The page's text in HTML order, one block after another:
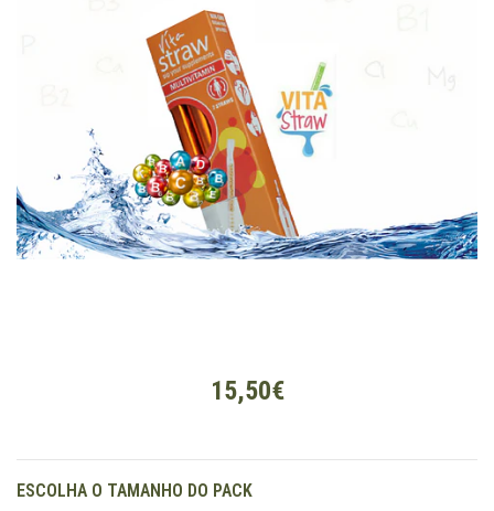
15,50€
ESCOLHA O TAMANHO DO PACK